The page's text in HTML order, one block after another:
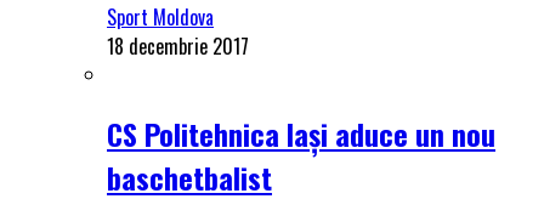
Sport Moldova
18 decembrie 2017
CS Politehnica Iași aduce un nou
baschetbalist